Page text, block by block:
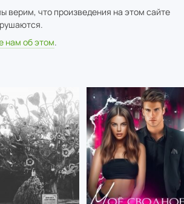
верим, что произведения на этом сайте
нам об этом.